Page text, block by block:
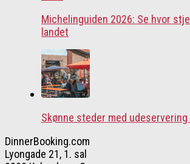
Michelinguiden 2026: Se hvor
landet
Skønne steder med udeservering
DinnerBooking.com
Lyongade 21, 1. sal